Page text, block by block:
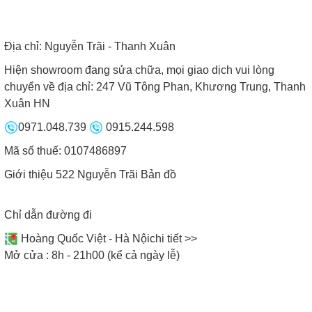
Bảng điều khiển trượt slide dễ thao tác
Hẹn giờ tắt:Người dùng có thể dễ dàng thiết lập
thời gian đun nấu, bếp sẽ tự động ngắt khi hết thời
gian đã được cài đặt
Địa chỉ: Nguyễn Trãi - Thanh Xuân
Hiện showroom đang sửa chữa, mọi giao dịch vui lòng
chuyển về địa chỉ: 247 Vũ Tông Phan, Khương Trung, Thanh
Xuân HN
0971.048.739
0915.244.598
Mã số thuế: 0107486897
Giới thiệu 522 Nguyễn Trãi Bản đồ
Chỉ dẫn đường đi
Hoàng Quốc Việt - Hà Nộichi tiết >>
Mở cửa : 8h - 21h00 (kể cả ngày lễ)